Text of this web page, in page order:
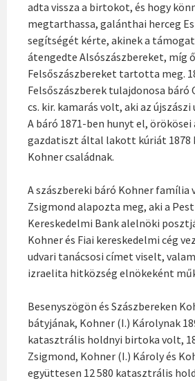
adta vissza a birtokot, és hogy
megtarthassa, galánthai herceg
segítségét kérte, akinek a
átengedte Alsószászbereket, míg
Felsőszászbereket tartotta meg.
Felsőszászberek tulajdonosa báró
cs. kir. kamarás volt, aki az
A báró 1871-ben hunyt el,
gazdatiszt által lakott kúriát 1878
Kohner családnak.
A szászbereki báró Kohner família
Zsigmond alapozta meg, aki a
Kereskedelmi Bank alelnöki
Kohner és Fiai kereskedelmi cég
udvari tanácsosi címet viselt,
izraelita hitközség elnökeként
Besenyszögön és Szászbereken
bátyjának, Kohner (I.) Károlynak
katasztrális holdnyi birtoka volt,
Zsigmond, Kohner (I.) Károly és
együttesen 12 580 katasztrális